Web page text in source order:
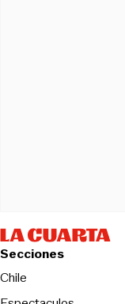
Secciones
Chile